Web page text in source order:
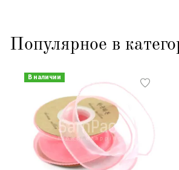
Популярное в
В наличии